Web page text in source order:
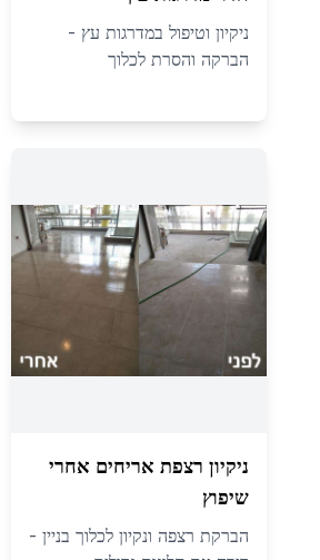
ניקיון וטיפול במדרגות עץ -
הברקה והסרת לכלוך
ניקיון רצפת אריחים אחרי
שיפוץ
הברקת רצפה ונקיון לכלוך בניין -